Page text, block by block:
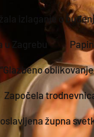
izlaganje o
Zagrebu
Započela
župna